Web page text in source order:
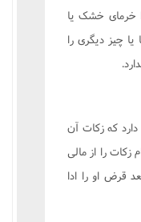
خرماى خشک يا
چيز ديگرى را
که زکات آن
زکات را از مالى
قرض او را ادا